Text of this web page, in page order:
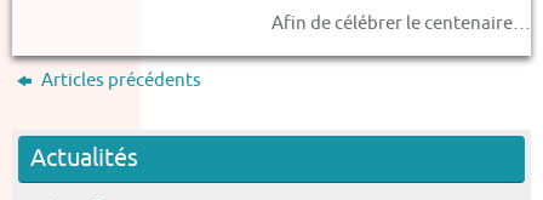
Afin de célébrer le centenaire…
Articles précédents
Actualités